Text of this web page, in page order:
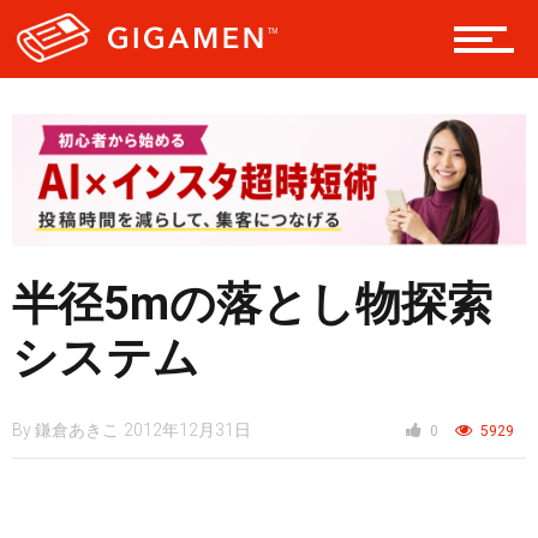
ヘルス・健康
スタイル
仮想通貨
半径5mの落とし物探索
システム
By 鎌倉あきこ 2012年12月31日 0 5929